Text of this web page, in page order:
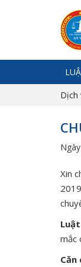
Dịch
Xin
mắc
Căn